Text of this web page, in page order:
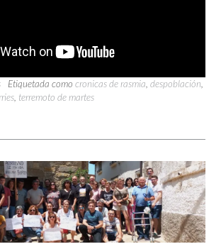
Etiquetada como cronicas de rasmia despoblación
terremoto de martes